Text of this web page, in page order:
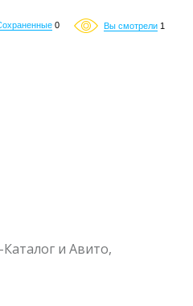
0 Вы смотрели 1
и Авито,